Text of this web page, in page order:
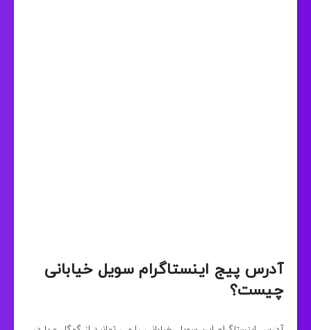
آدرس پیج اینستاگرام سویل خیابانی
چیست؟